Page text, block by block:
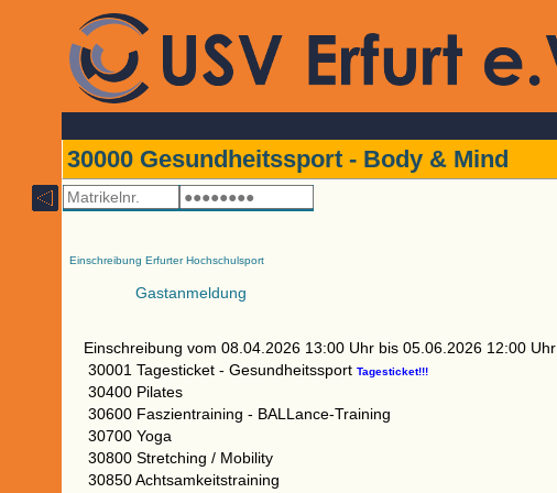
30000 Gesundheitssport - Body & Mind
Einschreibung Erfurter Hochschulsport
Gastanmeldung
Einschreibung vom 08.04.2026 13:00 Uhr bis 05.06.2026 12:00 Uhr
30001 Tagesticket - Gesundheitssport Tagesticket!!!
30400 Pilates
30600 Faszientraining - BALLance-Training
30700 Yoga
30800 Stretching / Mobility
30850 Achtsamkeitstraining